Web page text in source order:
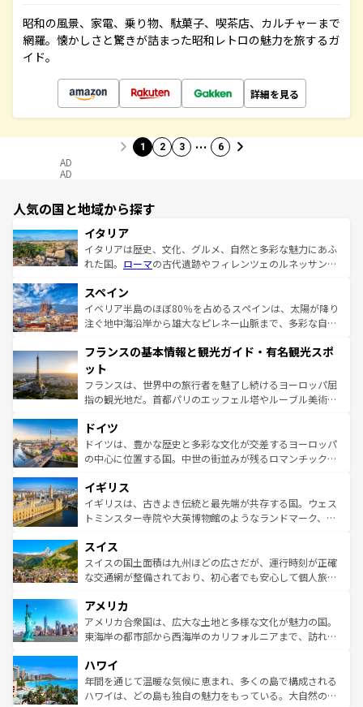
昭和の風景、家電、乗り物、駄菓子、喫茶店、カルチャーまで
網羅。懐かしさと驚きが詰まった昭和レトロの魅力を旅するガ
イド。
詳細を見る
1 2 3 … 6
AD
AD
人気の国と地域から探す
イタリア
イタリアは歴史、文化、グルメ、自然と多彩な魅力にあふ
れた国。 ローマの古代遺跡やフィレンツェのルネッサンス
ろん、トスカーナの美しい田園風景やアマルフィ海岸の絶
景など、自然景観も見逃せない。観光の合間には、本場の
ピザやパスタなど、絶品のイタリア料理を堪能することも
ませてくれるイタリアで、忘れられない旅をしてみよう！
なお、新着のイタリア情報は
しい。
スペイン
イベリア半島のほぼ80％を占めるスペインは、太陽が降り
注ぐ地中海沿岸から雄大なピレネー山脈まで、多彩な自然
文化が根付くこの国では、情熱的なフラメンコ、熱気あふ
れる闘牛、そして美味しいタパスが生活の一部となってい
る。首都マドリードの洗練された雰囲気や、バルセロナの
アートに溢れた街角から、地方では古代ローマ遺跡や中世
せる。地方によって風土や気候が異なるスペインはその個
性で訪れる人を魅了する。 なお、新着のスペイン情報は コ
ンテンツ一覧を参照してほしい。
フランスの基本情報と観光ガイド・有名観光スポ
ット
フランスは、世界中の旅行者を魅了し続けるヨーロッパ屈
指の観光地だ。首都パリのエッフェル塔やルーブル美術館
で、幅広い魅力が詰まっている。華麗な宮殿、歴史的な大
聖堂、美しいビーチ、そして豊かな自然が、訪れる者を心
から魅了する。また、フランスは美食の国としても知ら
いる。シャンパンの発祥地であるランス、プロヴァンスの
香り高いラベンダー畑など、多彩な楽しみ方が可能だ。さ
らに、パリ以外の地域にも魅力が溢れており、どの街角に
れる地方に足を運ぶとそれぞれで全く異なる文化を体験で
きるだろう。 なお、新着のフランス情報はコンテンツ一覧
を参照してほしい。
ドイツ
ドイツは、豊かな歴史と多彩な文化が交差するヨーロッパ
の中心に位置する国。中世の街並みが残るロマンチック街
顔を持つこの国は、どこを歩いても飽きることがない。ベ
ルリンの文化的活気、バイエルン州のアルプスの絶景、そ
してライン川沿いのワイン畑といった風景は必見。ビール
は、お酒好きな人にはぜひ体験してほしい。 なお、新着の
ドイツ情報はコンテンツ一覧を参照してほしい。
イギリス
イギリスは、古きよき伝統と最先端が共存する国。ウェス
トミンスター寺院や大英博物館のようなランドマーク、歴
リアごとに異なる魅力がある。また、優雅なアフタヌーン
ティー、ビール好きにはたまらない英国パブ、サッカー観
戦など、本場だからこそできる体験も豊富。イギリスを旅
ンツ一覧を参照してほしい。
スイス
スイスの国土面積は九州ほどの広さだが、運行時刻が正確
な交通網が整備されており、初心者でも安心して個人旅行
の建物がそのまま残る町や、スイスならではのユニークな
博物館もあり、アルプス観光だけでなく町歩きも満喫する
ことができる。国民の所得が高いため物価も高いが、旅行
ば市内交通費無料で観光を楽しむこともできる。 なお、新
着のスイス情報はコンテンツ一覧 を参照してほしい。
アメリカ
アメリカ合衆国は、広大な土地と多様な文化が魅力の国。
東海岸の都市部から西海岸のカリフォルニアまで、訪れる
のような巨大都市は、観光、ショッピング、エンターテイ
ンメントが詰まった刺激的なスポットだ。一方、アメリカ
西部には大自然が広がり、グランドキャニオンやイエロー
ハワイ
年間を通じて温暖な気候に恵まれ、多くの島で構成される
ハワイは、どの島も独自の魅力をもっている。大自然の神